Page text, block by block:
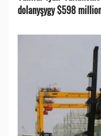
dolanyşygy $598